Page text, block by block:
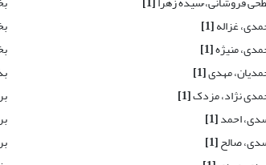
غزاله[1]
منیژه[1]
مهدی[1]
نژاد، مزدک[1]
احمد[1]
صالح[1]